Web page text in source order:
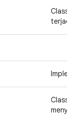
Class
terjadi
Class